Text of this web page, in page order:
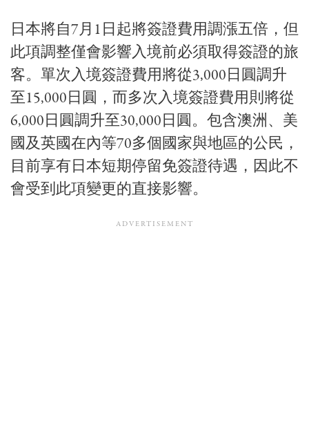
日本將自7月1日起將簽證費用調漲五倍，但
此項調整僅會影響入境前必須取得簽證的旅
客。單次入境簽證費用將從3,000日圓調升
至15,000日圓，而多次入境簽證費用則將從
6,000日圓調升至30,000日圓。包含澳洲、美
國及英國在內等70多個國家與地區的公民，
目前享有日本短期停留免簽證待遇，因此不
會受到此項變更的直接影響。